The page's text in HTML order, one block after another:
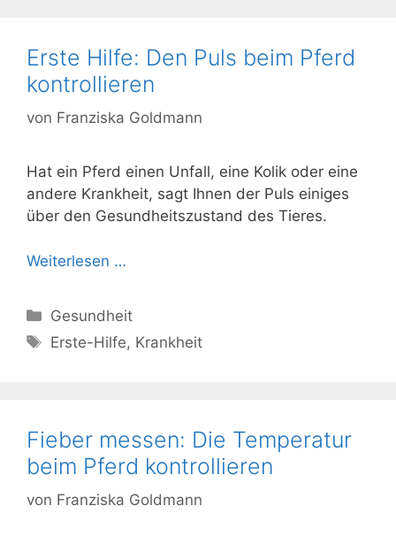
Erste Hilfe: Den Puls beim Pferd
kontrollieren
von Franziska Goldmann
Hat ein Pferd einen Unfall, eine Kolik oder eine
andere Krankheit, sagt Ihnen der Puls einiges
über den Gesundheitszustand des Tieres.
Weiterlesen …
Kategorien
Gesundheit
Schlagwörter
Erste-Hilfe, Krankheit
Fieber messen: Die Temperatur
beim Pferd kontrollieren
von Franziska Goldmann